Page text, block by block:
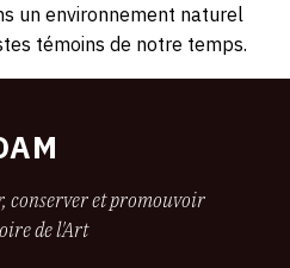
un environnement naturel
témoins de notre temps.
conserver et promouvoir
de l'Art